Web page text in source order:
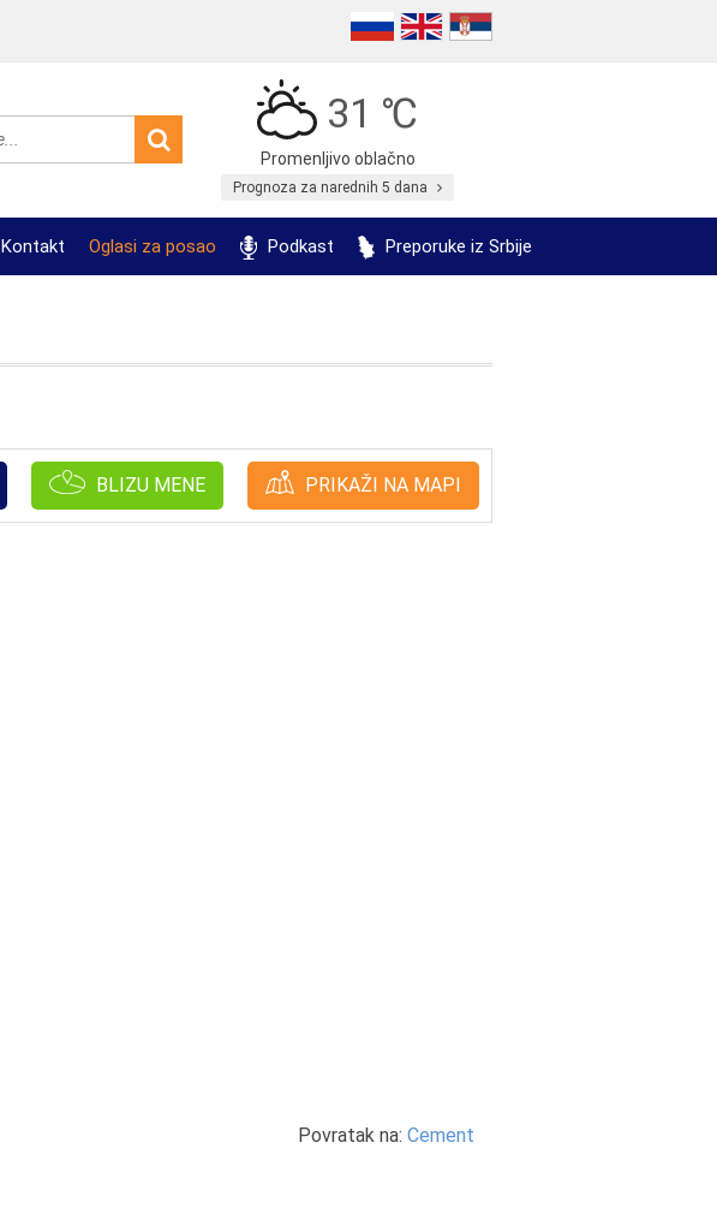
31 ℃
Promenljivo oblačno
Prognoza za narednih 5 dana
Kontakt Oglasi za posao Podkast Preporuke iz Srbije
BLIZU MENE PRIKAŽI NA MAPI
Povratak na: Cement